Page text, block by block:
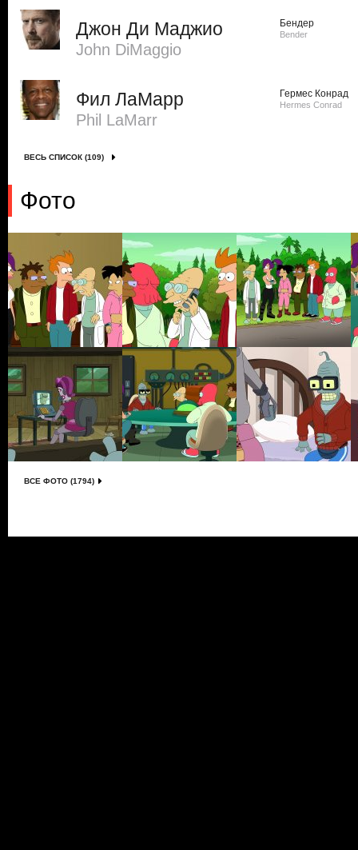
Джон Ди Маджио
John DiMaggio
Бендер
Bender
Фил ЛаМарр
Phil LaMarr
Гермес Конрад
Hermes Conrad
ВЕСЬ СПИСОК (109)
Фото
ВСЕ ФОТО (1794)